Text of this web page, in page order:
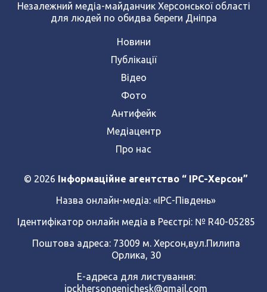
Незалежний медіа-майданчик Херсонської області
для людей по обидва береги Дніпра
Новини
Публікації
Відео
Фото
Антифейк
Медіацентр
Про нас
© 2026 Інформаційне агентство “ IPC-Херсон”
Назва онлайн-медіа: «ІРС-Південь»
Ідентифікатор онлайн медіа в Реєстрі: № R40-05285
Поштова адреса: 73009 м. Херсон,вул.Пилипа
Орлика, 30
Е-адреса для листування:
ipckhersongenichesk@gmail.com